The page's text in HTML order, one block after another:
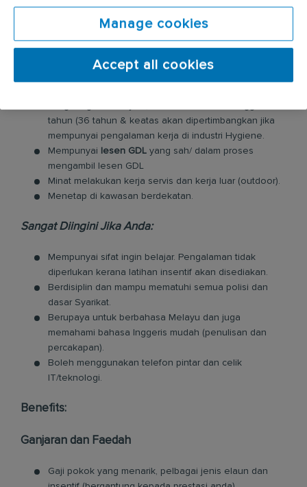
Calon yang ideal memiliki:
tahun (36 tahun & keatas akan dipertimbangkan jika
mempunyai pengalaman kerja di industri Hygiene.
Mempunyai lesen GDL yang sah/ dalam proses
mengambil lesen GDL
Minat melakukan kerja servis dan kerja luar (outdoor).
Menetap di kawasan berdekatan.
Sangat Diingini Jika Anda:
Mempunyai sifat ingin belajar. Pengalaman tidak
diperlukan kerana latihan insentif akan disediakan.
Berdisiplin dan mampu mematuhi semua polisi dan
dasar Syarikat.
Berupaya untuk berbahasa Melayu dan juga
memahami bahasa Inggeris mudah (penulisan dan
percakapan).
Boleh menggunakan telefon pintar dan celik
IT/teknologi.
Benefits:
Ganjaran dan Faedah
Gaji pokok yang menarik, pelbagai jenis elaun dan
Manage cookies
Accept all cookies